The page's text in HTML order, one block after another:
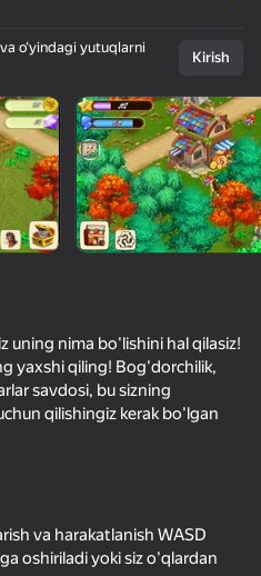
Эволюция Капибары: Кликер
54 57
o‘yindagi yutuqlarni
Kirish
uning nima bo'lishini hal qilasiz!
yaxshi qiling! Bog'dorchilik,
savdosi, bu sizning
qilishingiz kerak bo'lgan
va harakatlanish WASD
oshiriladi yoki siz o'qlardan